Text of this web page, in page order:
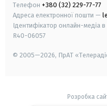
Телефон +380 (32) 229-77-77
Адреса електронної пошти —
Ідентифікатор онлайн-медіа в
R40-06057
© 2005—2026, ПрАТ
Розробка